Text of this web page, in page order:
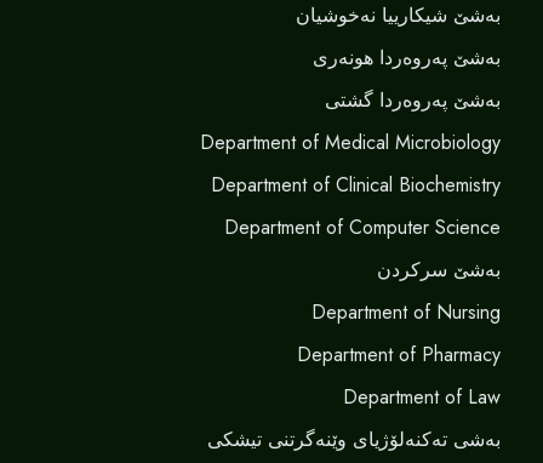
بەشێ شیکارییا نەخوشیان
بەشێ پەروەردا هونەری
بەشێ پەروەردا گشتی
Department of Medical Microbiology
Department of Clinical Biochemistry
Department of Computer Science
بەشێ سرکردن
Department of Nursing
Department of Pharmacy
Department of Law
بەشی تەکنەلۆژیای وێنەگرتنی تیشکی